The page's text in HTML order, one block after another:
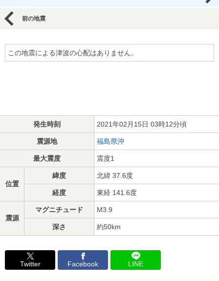
前の地震
この地震による津波の心配はありません。
発生時刻 2021年02月15日 03時12分頃
震源地 福島県沖
最大震度 震度1
位置
緯度 北緯 37.6度
経度 東経 141.6度
震源
マグニチュード M3.9
深さ 約50km
Twitter Facebook LINE